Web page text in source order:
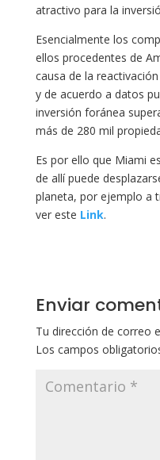
atractivo para la
Esencialmente los
ellos procedentes de
causa de la
y de acuerdo a datos
inversión foránea
más de 280 mil
Es por ello que Miami
de allí puede
planeta, por ejemplo a
ver este Link.
Enviar
Tu dirección de correo
Los campos